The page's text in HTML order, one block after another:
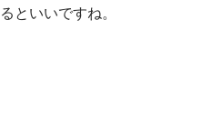
といいですね。